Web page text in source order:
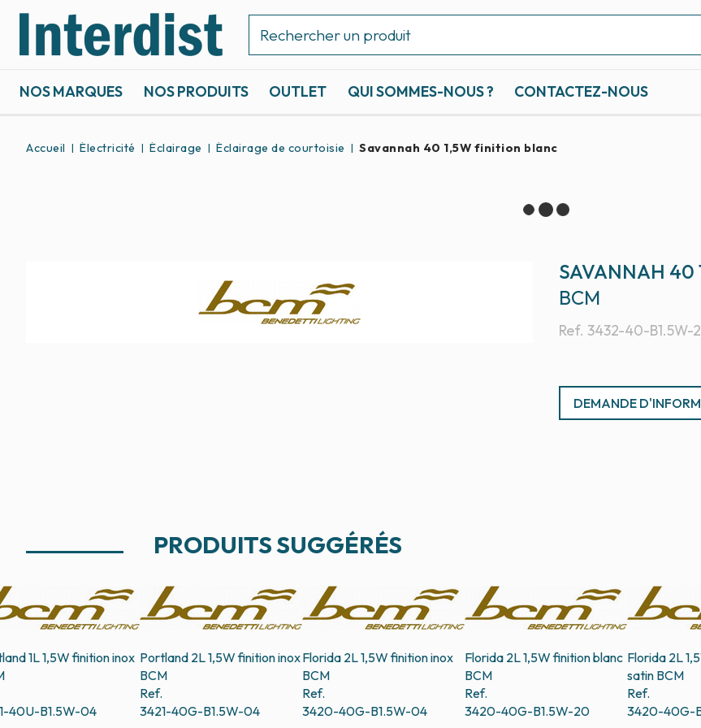
NOS MARQUES NOS PRODUITS OUTLET QUI SOMMES-NOUS ? CONTACTEZ-NOUS
Accueil Électricité Éclairage Éclairage de courtoisie Savannah 40 1,5W finition blanc
SAVANNAH 40
Ref. 3432-40-B1.5W-
BCM
DEMANDE
PRODUITS SUGGÉRÉS
1L 1,5W finition inox
40U-B1.5W-04
Portland 2L 1,5W finition inox
BCM
Ref.
3421-40G-B1.5W-04
Florida 2L 1,5W finition inox
BCM
Ref.
3420-40G-B1.5W-04
Florida 2L 1,5W finition blanc
BCM
Ref.
3420-40G-B1.5W-20
Florida 2L
satin BCM
Ref.
3420-40G-